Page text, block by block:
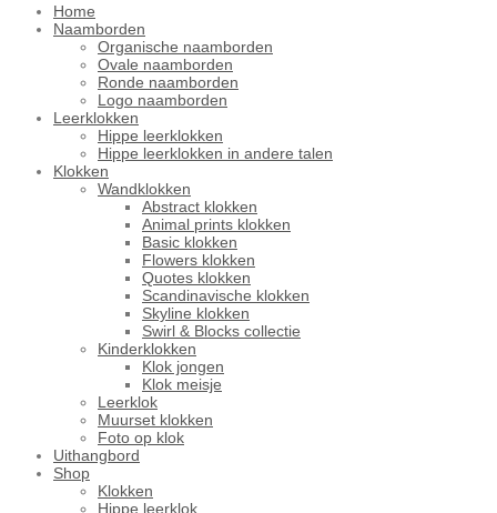
Home
Naamborden
Organische naamborden
Ovale naamborden
Ronde naamborden
Logo naamborden
Leerklokken
Hippe leerklokken
Hippe leerklokken in andere talen
Klokken
Wandklokken
Abstract klokken
Animal prints klokken
Basic klokken
Flowers klokken
Quotes klokken
Scandinavische klokken
Skyline klokken
Swirl & Blocks collectie
Kinderklokken
Klok jongen
Klok meisje
Leerklok
Muurset klokken
Foto op klok
Uithangbord
Shop
Klokken
Hippe leerklok